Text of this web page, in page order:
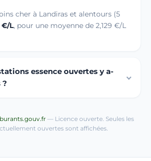
cher à Landiras et alentours (5
€/L, pour une moyenne de 2,129 €/L
essence ouvertes y a-
?
— Licence ouverte. Seules les
ouvertes sont affichées.